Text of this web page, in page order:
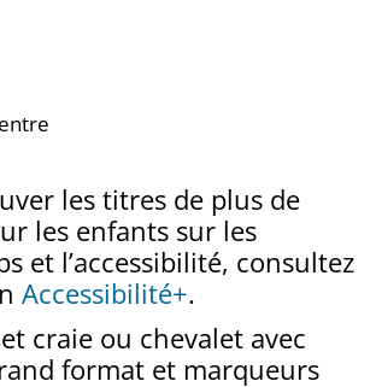
les titres de plus de
les enfants sur les
et l’accessibilité, consultez
Accessibilité+.
craie ou chevalet avec
format et marqueurs